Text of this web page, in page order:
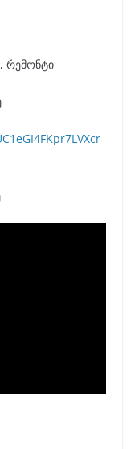
რემონტი
, aid.ge , დიზაინ